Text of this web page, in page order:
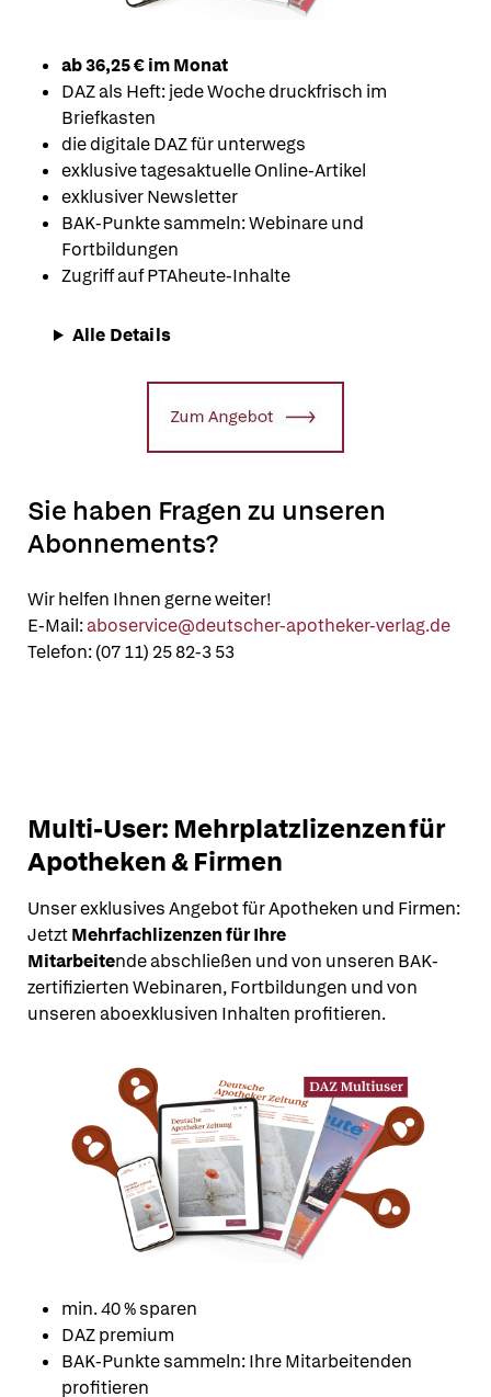
ab 36,25 € im Monat
DAZ als Heft: jede Woche druckfrisch im
Briefkasten
die digitale DAZ für unterwegs
exklusive tagesaktuelle Online-Artikel
exklusiver Newsletter
BAK-Punkte sammeln: Webinare und
Fortbildungen
Zugriff auf PTAheute-Inhalte
Alle Details
Sie haben Fragen zu unseren
Abonnements?
Wir helfen Ihnen gerne weiter!
E-Mail:aboservice@deutscher-apotheker-verlag.de
Telefon: (07 11) 25 82-3 53
Multi-User: Mehrplatzlizenzen für
Apotheken & Firmen
Unser exklusives Angebot für Apotheken und Firmen:
JetztMehrfachlizenzen für Ihre
Mitarbeitende abschließen und von unseren BAK-
zertifizierten Webinaren, Fortbildungen und von
unseren aboexklusiven Inhalten profitieren.
min. 40 % sparen
DAZ premium
BAK-Punkte sammeln: Ihre Mitarbeitenden
profitieren